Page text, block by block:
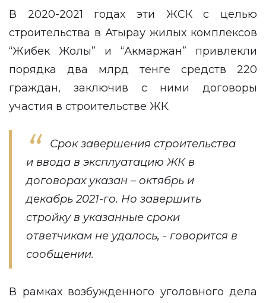
В 2020-2021 годах эти ЖСК с целью
строительства в Атырау жилых комплексов
“Жибек Жолы” и “Акмаржан” привлекли
порядка два млрд тенге средств 220
граждан, заключив с ними договоры
участия в строительстве ЖК.
Срок завершения строительства
и ввода в эксплуатацию ЖК в
договорах указан – октябрь и
декабрь 2021-го. Но завершить
стройку в указанные сроки
ответчикам не удалось, - говорится в
сообщении.
В рамках возбужденного уголовного дела